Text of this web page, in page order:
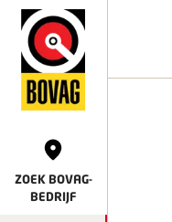
ZOEK BOVAG-
BEDRIJF